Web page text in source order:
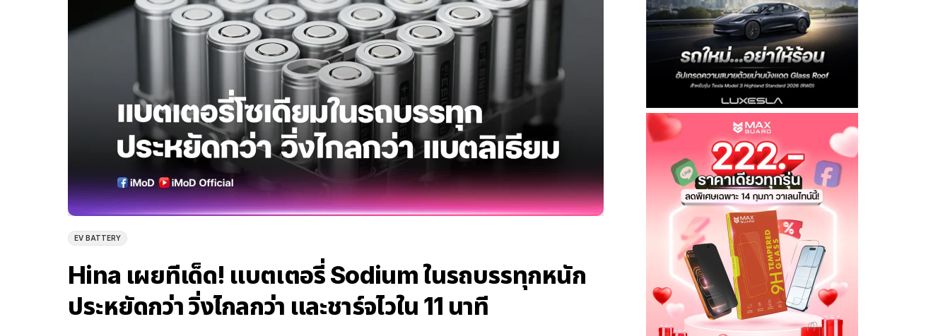
EV BATTERY
Hina เผยทีเด็ด! แบตเตอรี่ Sodium ในรถบรรทุกหนัก
ประหยัดกว่า วิ่งไกลกว่า และชาร์จไวใน 11 นาที